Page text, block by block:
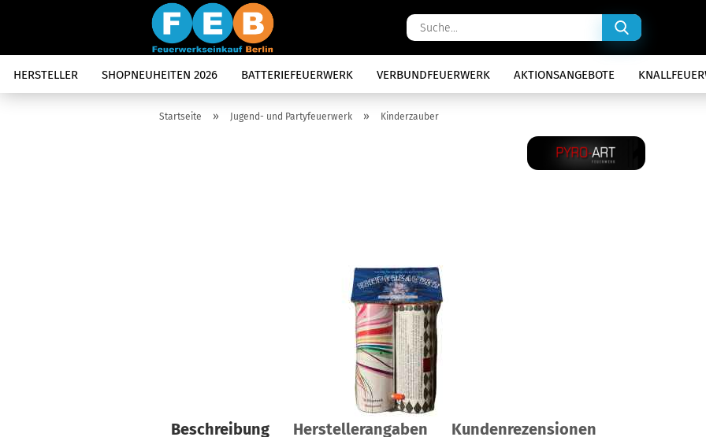
Suche...
HERSTELLER SHOPNEUHEITEN 2026 BATTERIEFEUERWERK VERBUNDFEUERWERK AKTIONSANGEBOTE
Startseite » Jugend- und Partyfeuerwerk » Kinderzauber
Beschreibung Herstellerangaben Kundenrezensionen